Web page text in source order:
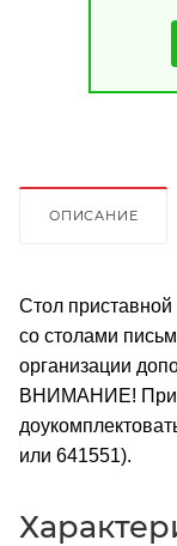
ОПИСАНИЕ
Стол
со столами
организации
ВНИМАНИЕ!
или 641551).